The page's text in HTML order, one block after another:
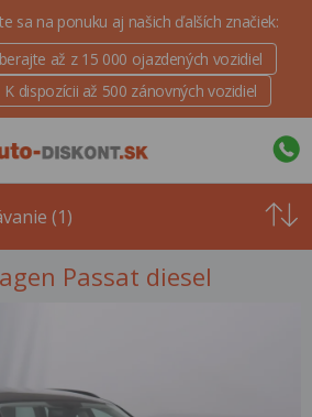
sa na ponuku aj našich ďalších značiek:
až z 15 000 ojazdených vozidiel
K dispozícii až 500 zánovných vozidiel
(1)
ceny
Passat diesel